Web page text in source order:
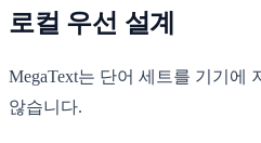
로컬 우선 설계
MegaText는 단어 세트를 기기에
않습니다.